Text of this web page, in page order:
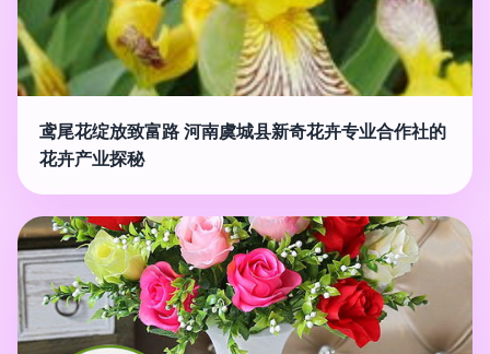
鸢尾花绽放致富路 河南虞城县新奇花卉专业合作社的
花卉产业探秘